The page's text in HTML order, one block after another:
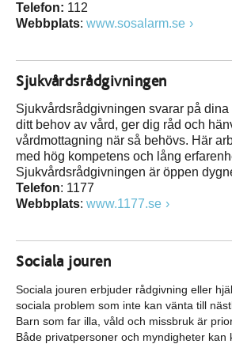
Telefon: 112
Webbplats: www.sosalarm.se
Sjukvårdsrådgivningen
Sjukvårdsrådgivningen svarar på dina
ditt behov av vård, ger dig råd och
vårdmottagning när så behövs. Här
med hög kompetens och lång
Sjukvårdsrådgivningen är öppen
Telefon: 1177
Webbplats: www.1177.se
Sociala jouren
Sociala jouren erbjuder rådgivning eller
sociala problem som inte kan vänta till
Barn som far illa, våld och missbruk är
Både privatpersoner och myndigheter kan